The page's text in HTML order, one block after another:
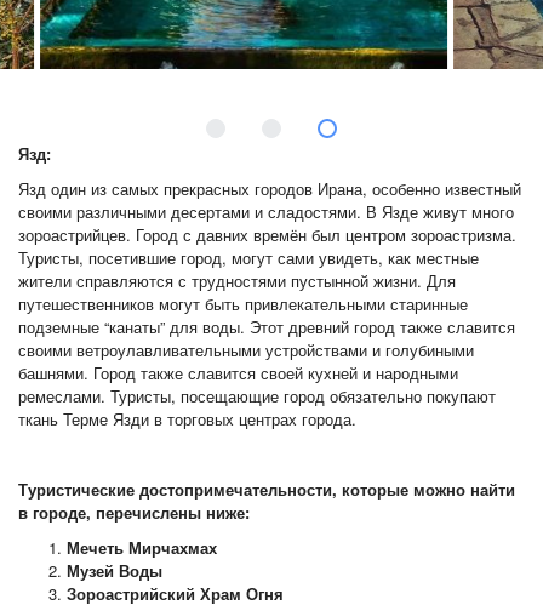
Язд:
Язд один из самых прекрасных городов Ирана, особенно известный
своими различными десертами и сладостями. В Язде живут много
зороастрийцев. Город с давних времён был центром зороастризма.
Туристы, посетившие город, могут сами увидеть, как местные
жители справляются с трудностями пустынной жизни. Для
путешественников могут быть привлекательными старинные
подземные “канаты” для воды. Этот древний город также славится
своими ветроулавливательными устройствами и голубиными
башнями. Город также славится своей кухней и народными
ремеслами. Туристы, посещающие город обязательно покупают
ткань Терме Язди в торговых центрах города.
Туристические достопримечательности, которые можно найти
в городе, перечислены ниже:
Мечеть Мирчахмах
Музей Воды
Зороастрийский Храм Огня